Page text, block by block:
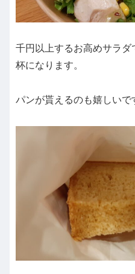
千円以上するお高めサラ
杯になります。
パンが貰えるのも嬉しいで